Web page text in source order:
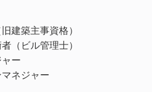
建築主事資格）
（ビル管理士）
ー
ネジャー